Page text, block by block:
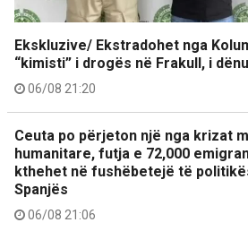
Ekskluzive/ Ekstradohet nga
“kimisti” i drogës në Frakull, i
06/08 21:20
Ceuta po përjeton një nga krizat
humanitare, futja e 72,000
kthehet në fushëbetejë të
Spanjës
06/08 21:06